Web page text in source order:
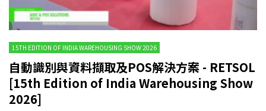
15TH EDITION OF INDIA WAREHOUSING SHOW 2026
自動識別與資料擷取及POS解決方案 - RETSOL
[15th Edition of India Warehousing Show
2026]